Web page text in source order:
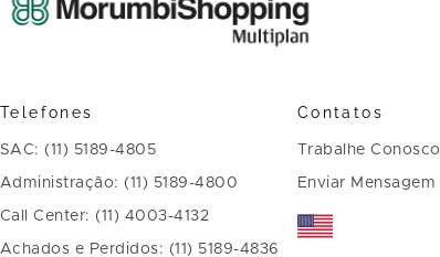
Telefones
SAC: (11) 5189-4805
Administração: (11) 5189-4800
Call Center: (11) 4003-4132
Achados e Perdidos: (11) 5189-4836
Contatos
Trabalhe Conosco
Enviar Mensagem